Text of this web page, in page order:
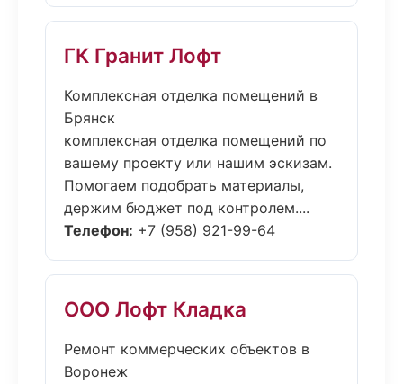
ГК Гранит Лофт
Комплексная отделка помещений в
Брянск
комплексная отделка помещений по
вашему проекту или нашим эскизам.
Помогаем подобрать материалы,
держим бюджет под контролем....
Телефон: +7 (958) 921-99-64
ООО Лофт Кладка
Ремонт коммерческих объектов в
Воронеж